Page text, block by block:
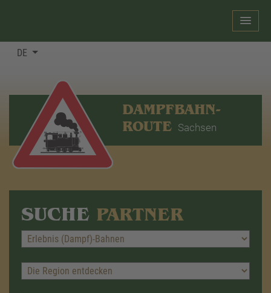
DE
DAMPFBAHN-
ROUTE Sachsen
SUCHE PARTNER